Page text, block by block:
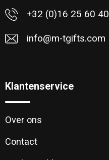
+32 (0)16 25 60 40
info@m-tgifts.com
Klantenservice
Over ons
Contact